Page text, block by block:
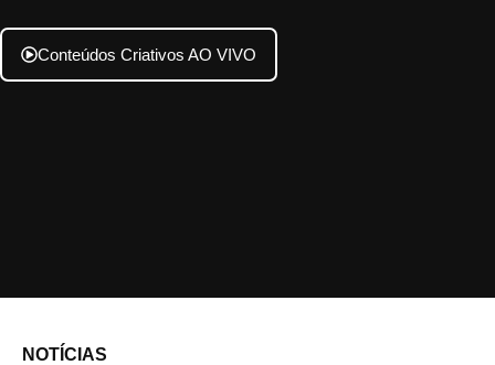
Conteúdos Criativos AO VIVO
NOTÍCIAS